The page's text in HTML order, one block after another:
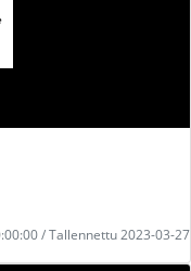
/ Tallennettu 2023-03-27